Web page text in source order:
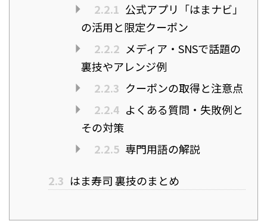
2.2.1 公式アプリ「はまナビ」
の活用と限定クーポン
2.2.2 メディア・SNSで話題の
裏技やアレンジ例
2.2.3 クーポンの取得と注意点
2.2.4 よくある質問・失敗例と
その対策
2.2.5 専門用語の解説
2.3 はま寿司 裏技のまとめ